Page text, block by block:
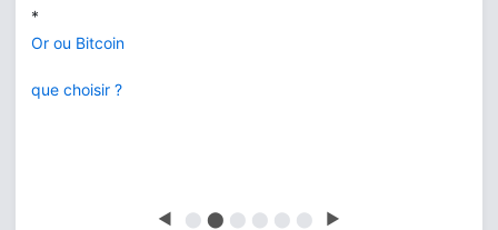
*
Or ou Bitcoin
que choisir ?
◀ ⬤ ⬤ ⬤ ⬤ ⬤ ⬤ ▶